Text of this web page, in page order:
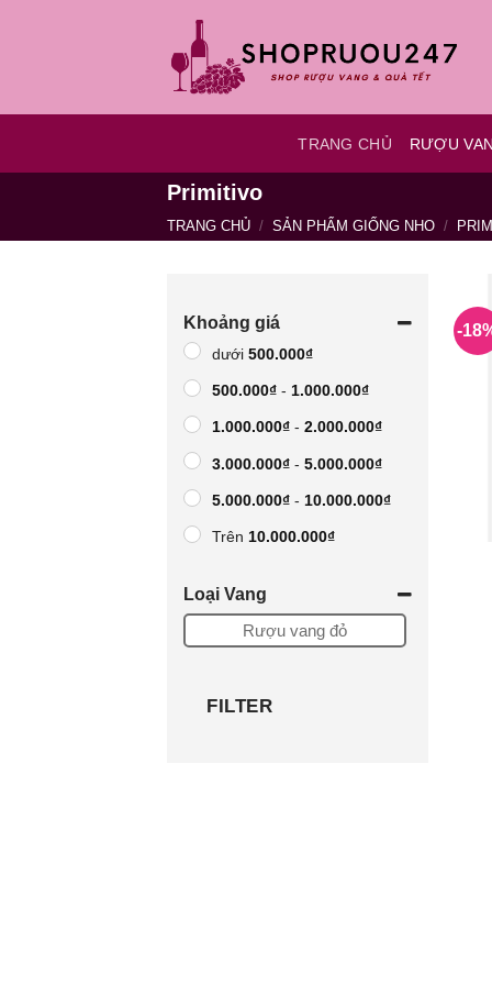
TRANG CHỦ RƯỢU
Primitivo
TRANG CHỦ / SẢN PHẨM GIỐNG NHO /
Khoảng giá
dưới 500.000₫
500.000₫ - 1.000.000₫
1.000.000₫ - 2.000.000₫
3.000.000₫ - 5.000.000₫
5.000.000₫ - 10.000.000₫
Trên 10.000.000₫
Loại Vang
Rượu vang đỏ
FILTER
-